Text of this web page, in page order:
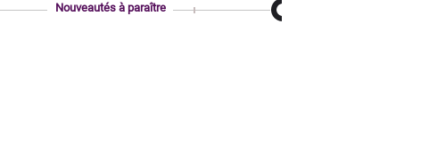
Nouveautés à paraître